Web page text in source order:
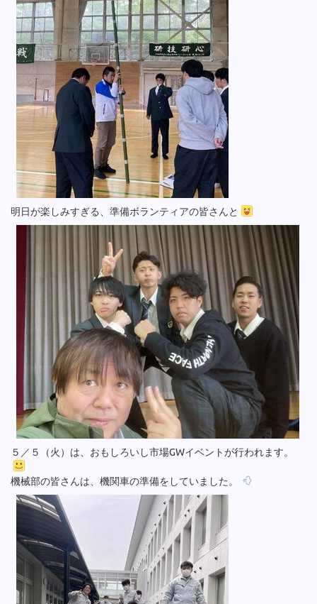
明日が楽しみすぎる、準備ボランティアの皆さんと
５／５（火）は、おもしろいし市場GWイベントが行われます。
機械部の皆さんは、機関車の準備をしていました。